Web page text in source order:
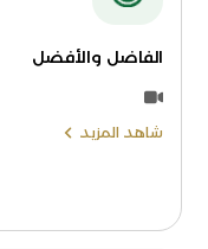
الفاضل والأفضل
شاهد المزيد